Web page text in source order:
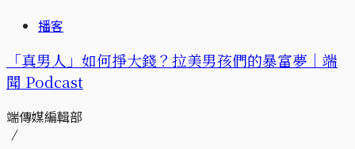
播客
「真男人」如何掙大錢？拉美男孩們的暴富夢｜端
聞 Podcast
端傳媒編輯部